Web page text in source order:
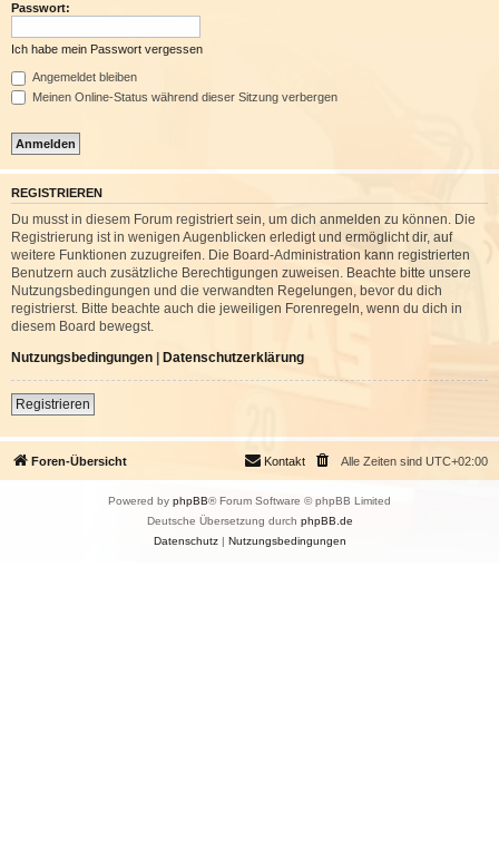
Passwort:
Ich habe mein Passwort vergessen
Angemeldet bleiben
Meinen Online-Status während dieser Sitzung verbergen
REGISTRIEREN
Du musst in diesem Forum registriert sein, um dich anmelden zu können. Die
Registrierung ist in wenigen Augenblicken erledigt und ermöglicht dir, auf
weitere Funktionen zuzugreifen. Die Board-Administration kann registrierten
Benutzern auch zusätzliche Berechtigungen zuweisen. Beachte bitte unsere
Nutzungsbedingungen und die verwandten Regelungen, bevor du dich
registrierst. Bitte beachte auch die jeweiligen Forenregeln, wenn du dich in
diesem Board bewegst.
Nutzungsbedingungen | Datenschutzerklärung
Registrieren
Foren-Übersicht Alle Zeiten sind UTC+02:00
Kontakt
Powered by phpBB® Forum Software © phpBB Limited
Deutsche Übersetzung durch phpBB.de
Datenschutz| Nutzungsbedingungen